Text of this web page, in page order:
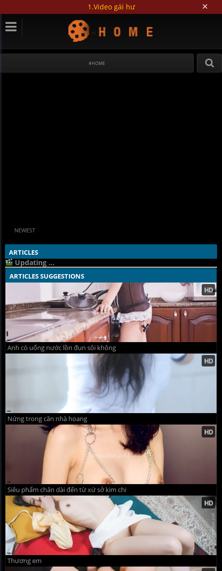
#HOME
NEWEST
ARTICLES
Updating ...
ARTICLES SUGGESTIONS
Anh có uống nước lồn đun sôi không
Nứng trong căn nhà hoang
Siêu phẩm chân dài đến từ xứ sở kim chi
Thương em
1.Video gái hư